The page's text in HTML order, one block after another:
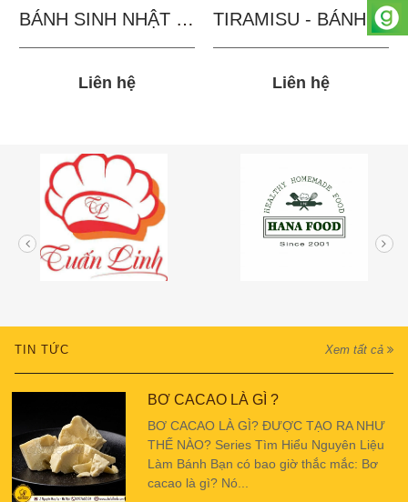
BÁNH SINH NHẬT IN...
Liên hệ
TIRAMISU - BÁNH TẶNG...
Liên hệ
TIN TỨC Xem tất cả
BƠ CACAO LÀ GÌ ?
BƠ CACAO LÀ GÌ? ĐƯỢC TẠO RA NHƯ
THẾ NÀO? Series Tìm Hiểu Nguyên Liệu
Làm Bánh Bạn có bao giờ thắc mắc: Bơ
cacao là gì? Nó...